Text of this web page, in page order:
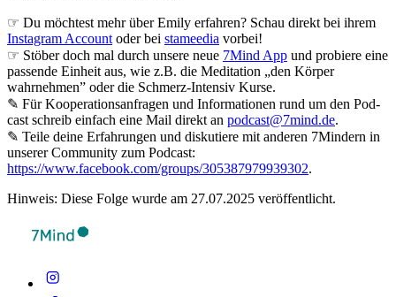
☞ Du möchtest mehr über Emily erfahren? Schau direkt bei ihrem
Instagram Account oder bei stameedia vorbei!
☞ Stöber doch mal durch unsere neue 7Mind App und probiere eine
passende Einheit aus, wie z.B. die Meditation „den Körper
wahrnehmen” oder die Schmerz-Intensiv Kurse.
✎ Für Koope­ra­ti­ons­an­fra­gen und Infor­ma­tio­nen rund um den Pod­
cast schreib ein­fach eine Mail direkt an podcast@7mind.de.
✎ Teile deine Erfahrungen und diskutiere mit anderen 7Mindern in
unserer Community zum Podcast:
https://www.facebook.com/groups/305387979939302.
Hinweis: Diese Folge wurde am 27.07.2025 veröffentlicht.